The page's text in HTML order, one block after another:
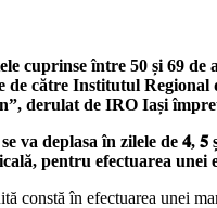
cuprinse între 50 și 69
de către Institutul Regional
derulat de IRO Iași
va deplasa în zilele de 𝟒, 𝟓
pentru efectuarea unei
constă în efectuarea unei